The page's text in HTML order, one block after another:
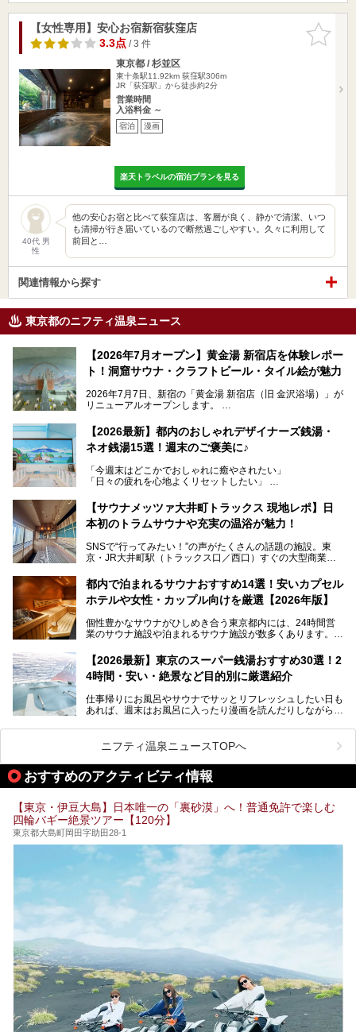
お気に入
りに追加
【女性専用】安心お宿新宿荻窪店
3.3点/ 3 件
東京都 / 杉並区
東十条駅11.92km 荻窪駅306m
JR「荻窪駅」から徒歩約2分
営業時間
入浴料金 ～
宿泊 漫画
楽天トラベルの宿泊プランを見る
40代 男
性
他の安心お宿と比べて荻窪店は、客層が良く、静かで清潔、いつ
も清掃が行き届いているので断然過ごしやすい。久々に利用して
前回と…
関連情報から探す
東京都のニフティ温泉ニュース
【2026年7月オープン】黄金湯 新宿店を体験レポー
ト！洞窟サウナ・クラフトビール・タイル絵が魅力
2026年7月7日、新宿の「黄金湯 新宿店（旧 金沢浴場）」が
リニューアルオープンします。
レトロでノスタルジックなタイル絵はそのまま、昔からここ
を知る地元の人にも、新しく足を運んでくれる人にも愛され
る、今の時代の"銭湯"として生まれ変わりました。洞窟のよ
ビアバーなど、新しく登場したスポットも併せて紹介しま
す。充実した設備があるのに、基本の入浴料が銭湯価格の5
【2026最新】都内のおしゃれデザイナーズ銭湯・
ネオ銭湯15選！週末のご褒美に♪
「今週末はどこかでおしゃれに癒やされたい」
「日々の疲れを心地よくリセットしたい」
となっている新しいスタイルの銭湯です。
最近、SNSやメディアで「デザイナーズ銭湯」や「ネオ銭
本記事では、そもそもこれらがどんな銭湯なのか、その気に
いおしゃれな名店15選を、おすすめの順番で一挙にご紹介
します。
【サウナメッツァ大井町トラックス 現地レポ】日
本初のトラムサウナや充実の温浴が魅力！
SNSで“行ってみたい！”の声がたくさんの話題の施設。東
京・JR大井町駅（トラックス口／西口）すぐの大型商業施
ツァ大井町トラックス」がニューオープン。施設の様子をレ
ポ―トします。
都内で泊まれるサウナおすすめ14選！安いカプセル
ホテルや女性・カップル向けを厳選【2026年版】
個性豊かなサウナがひしめき合う東京都内には、24時間営
業のサウナ施設や泊まれるサウナ施設が数多くあります。
を旅の目的とする「サ旅」や自分へのご褒美のための宿泊な
ど、自分の好きなタイミングで好きなだけサ活ができるのが
魅力です。
最近では、男性専用施設だけでなく、カップルや女性に嬉し
い個室サウナも増えてきました。
ら、特におすすめしたい施設14選をご紹介します。
してみてください。
【2026最新】東京のスーパー銭湯おすすめ30選！2
4時間・安い・絶景など目的別に厳選紹介
仕事帰りにお風呂やサウナでサッとリフレッシュしたい日も
あれば、週末はお風呂に入ったり漫画を読んだりしながら一
また、終電を逃してしまい、「このまま朝までゆっくりでき
る場所があれば」と探した経験がある人も多いのではないで
しょうか。
そこで本記事では、東京でおすすめのスーパー銭湯を、目的
24時間営業で宿泊できる施設や、1,000円以下で楽しめる安
い施設、デートや休日レジャーにもぴったりなエンタメ要素
が充実した施設など、利用のシーンに合わせて参考にしてく
ださい。
ニフティ温泉ニュースTOPへ
おすすめのアクティビティ情報
【東京・伊豆大島】日本唯一の「裏砂漠」へ！普通免許で楽しむ
四輪バギー絶景ツアー【120分】
東京都大島町岡田字助田28-1